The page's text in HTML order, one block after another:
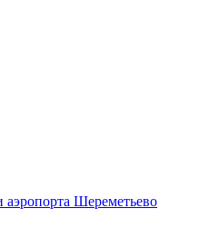
аэропорта Шереметьево